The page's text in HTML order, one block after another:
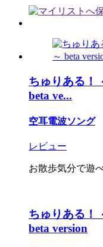
ちゅりある！
beta ve...
空耳電波ソング
レビュー
お散歩気分で遊
ちゅりある！
beta version